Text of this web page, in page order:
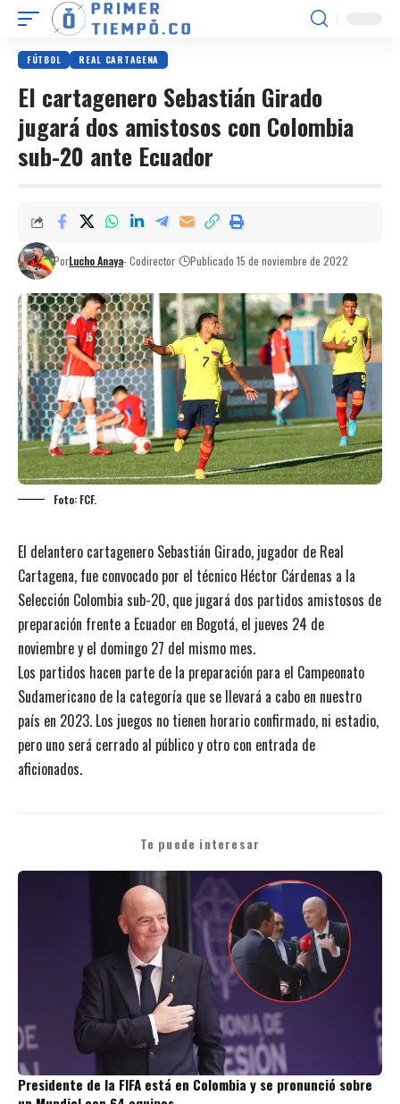
FÚTBOL REAL CARTAGENA
El cartagenero Sebastián Girado
jugará dos amistosos con Colombia
sub-20 ante Ecuador
PorLucho Anaya- Codirector Publicado 15 de noviembre de 2022
Foto: FCF.
El delantero cartagenero Sebastián Girado, jugador de Real
Cartagena, fue convocado por el técnico Héctor Cárdenas a la
Selección Colombia sub-20, que jugará dos partidos amistosos de
preparación frente a Ecuador en Bogotá, el jueves 24 de
noviembre y el domingo 27 del mismo mes.
Los partidos hacen parte de la preparación para el Campeonato
Sudamericano de la categoría que se llevará a cabo en nuestro
país en 2023. Los juegos no tienen horario confirmado, ni estadio,
pero uno será cerrado al público y otro con entrada de
aficionados.
Te puede interesar
Presidente de la FIFA está en Colombia y se pronunció sobre